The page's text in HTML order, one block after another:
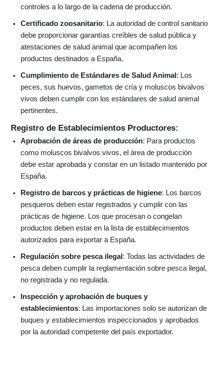
controles a lo largo de la cadena de producción.
Certificado zoosanitario: La autoridad de control sanitario
debe proporcionar garantías creíbles de salud pública y
atestaciones de salud animal que acompañen los
productos destinados a España.
Cumplimiento de Estándares de Salud Animal : Los
peces, sus huevos, gametos de cría y moluscos bivalvos
vivos deben cumplir con los estándares de salud animal
pertinentes.
Registro de Establecimientos Productores:
Aprobación de áreas de producción: Para productos
como moluscos bivalvos vivos, el área de producción
debe estar aprobada y constar en un listado mantenido por
España.
Registro de barcos y prácticas de higiene: Los barcos
pesqueros deben estar registrados y cumplir con las
prácticas de higiene. Los que procesan o congelan
productos deben estar en la lista de establecimientos
autorizados para exportar a España.
Regulación sobre pesca ilegal : Todas las actividades de
pesca deben cumplir la reglamentación sobre pesca ilegal,
no registrada y no regulada.
Inspección y aprobación de buques y
establecimientos: Las importaciones solo se autorizan de
buques y establecimientos inspeccionados y aprobados
por la autoridad competente del país exportador.